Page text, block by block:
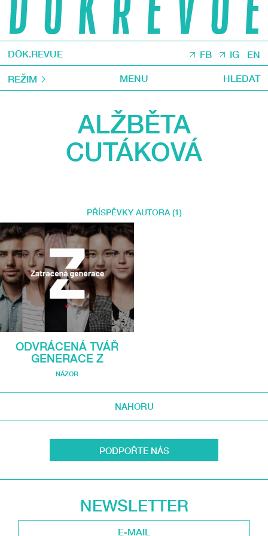
DOK.REVUE FB IG EN
REŽIM MENU HLEDAT
ALŽBĚTA
CUTÁKOVÁ
PŘÍSPĚVKY AUTORA (1)
ODVRÁCENÁ TVÁŘ
GENERACE Z
NÁZOR
NAHORU
PODPOŘTE NÁS
NEWSLETTER